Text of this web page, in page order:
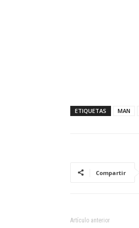
ETIQUETAS MAN
Compartir
Artículo anterior